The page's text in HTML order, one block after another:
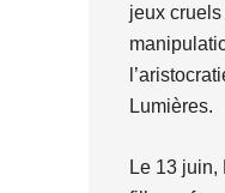
jeux
Lumières.
Le 13 juin,